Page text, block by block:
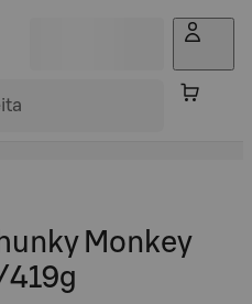
Monkey